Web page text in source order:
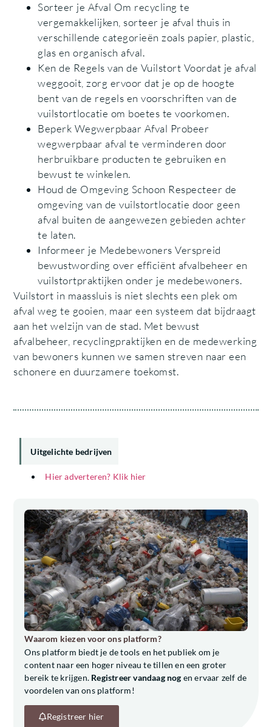
Sorteer je Afval Om recycling te
vergemakkelijken, sorteer je afval thuis in
verschillende categorieën zoals papier, plastic,
glas en organisch afval.
Ken de Regels van de Vuilstort Voordat je afval
weggooit, zorg ervoor dat je op de hoogte
bent van de regels en voorschriften van de
vuilstortlocatie om boetes te voorkomen.
Beperk Wegwerpbaar Afval Probeer
wegwerpbaar afval te verminderen door
herbruikbare producten te gebruiken en
bewust te winkelen.
Houd de Omgeving Schoon Respecteer de
omgeving van de vuilstortlocatie door geen
afval buiten de aangewezen gebieden achter
te laten.
Informeer je Medebewoners Verspreid
bewustwording over efficiënt afvalbeheer en
vuilstortpraktijken onder je medebewoners.
Vuilstort in maassluis is niet slechts een plek om
afval weg te gooien, maar een systeem dat bijdraagt
aan het welzijn van de stad. Met bewust
afvalbeheer, recyclingpraktijken en de medewerking
van bewoners kunnen we samen streven naar een
schonere en duurzamere toekomst.
Uitgelichte bedrijven
Hier adverteren? Klik hier
Waarom kiezen voor ons platform?
Ons platform biedt je de tools en het publiek om je
content naar een hoger niveau te tillen en een groter
bereik te krijgen. Registreer vandaag nog en ervaar zelf de
voordelen van ons platform!
Registreer hier